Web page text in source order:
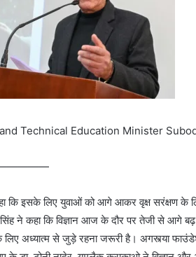
Technical Education Minister
कि इसके लिए युवाओं को आगे आकर वृक्ष सरंक्षण के
सिंह ने कहा कि विज्ञान आज के दौर पर तेजी से आगे
लिए अध्यात्म से जुड़े रहना जरूरी है। अगस्त्या